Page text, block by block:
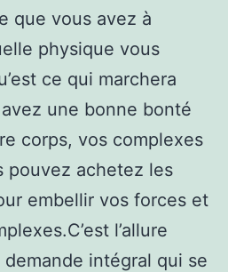
que vous avez à
physique vous
ce qui marchera
une bonne bonté
corps, vos complexes
pouvez achetez les
embellir vos forces et
l’allure
intégral qui se